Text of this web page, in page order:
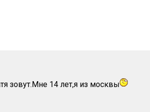
зовут.Мне 14 лет,я из москвы